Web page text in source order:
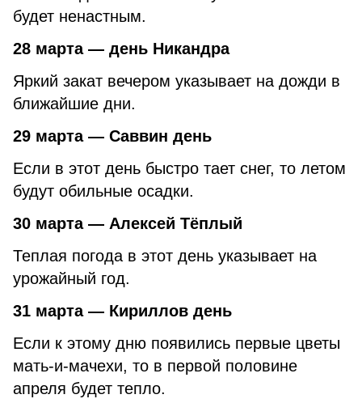
будет ненастным.
28 марта — день Никандра
Яркий закат вечером указывает на дожди в
ближайшие дни.
29 марта — Саввин день
Если в этот день быстро тает снег, то летом
будут обильные осадки.
30 марта — Алексей Тёплый
Теплая погода в этот день указывает на
урожайный год.
31 марта — Кириллов день
Если к этому дню появились первые цветы
мать-и-мачехи, то в первой половине
апреля будет тепло.